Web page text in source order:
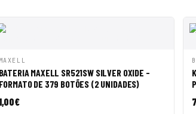
VISTA RÁPIDA
MAXELL
BATERIA MAXELL SR521SW SILVER OXIDE -
FORMATO DE 379 BOTÕES (2 UNIDADES)
€